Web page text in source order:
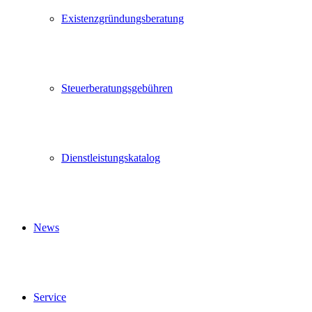
Existenzgründungsberatung
Steuerberatungsgebühren
Dienstleistungskatalog
News
Service